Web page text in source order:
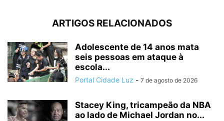
ARTIGOS RELACIONADOS
Adolescente de 14 anos mata
seis pessoas em ataque à
escola...
Portal Cidade Luz - 7 de agosto de 2026
Stacey King, tricampeão da NBA
ao lado de Michael Jordan no...